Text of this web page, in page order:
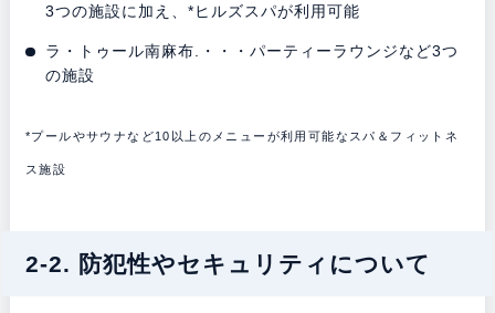
3つの施設に加え、*ヒルズスパが利用可能
ラ・トゥール南麻布.・・・パーティーラウンジなど3つ
の施設
*プールやサウナなど10以上のメニューが利用可能なスパ＆フィットネ
ス施設
2-2. 防犯性やセキュリティについて